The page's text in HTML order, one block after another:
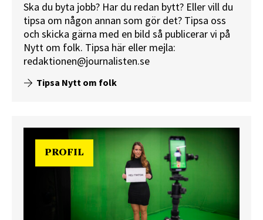
Ska du byta jobb? Har du redan bytt? Eller vill du
tipsa om någon annan som gör det? Tipsa oss
och skicka gärna med en bild så publicerar vi på
Nytt om folk. Tipsa här eller mejla:
redaktionen@journalisten.se
Tipsa Nytt om folk
PROFIL